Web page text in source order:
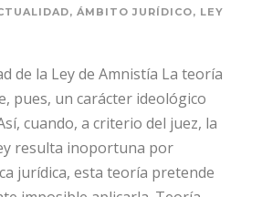
, ÁMBITO JURÍDICO, LEY
de la Ley de Amnistía La teoría
pues, un carácter ideológico
cuando, a criterio del juez, la
resulta inoportuna por
jurídica, esta teoría pretende